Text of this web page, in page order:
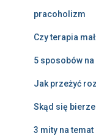
pracoholizm
Czy terapia
5 sposobów
Jak przeżyć
Skąd się
3 mity na